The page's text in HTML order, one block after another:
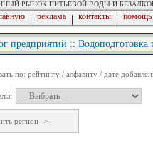
РЫНОК ПИТЬЕВОЙ ВОДЫ И
| реклама | контакты | помощь
предприятий ::
по: рейтингу / алфавиту / дате
регион ->